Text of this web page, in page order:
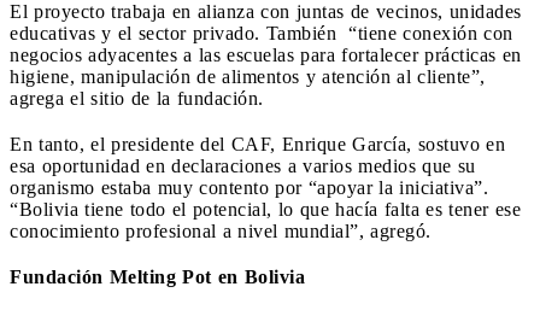
El proyecto trabaja en alianza con juntas de vecinos, unidades
educativas y el sector privado. También “tiene conexión con
negocios adyacentes a las escuelas para fortalecer prácticas en
higiene, manipulación de alimentos y atención al cliente”,
agrega el sitio de la fundación.
En tanto, el presidente del CAF, Enrique García, sostuvo en
esa oportunidad en declaraciones a varios medios que su
organismo estaba muy contento por “apoyar la iniciativa”.
“Bolivia tiene todo el potencial, lo que hacía falta es tener ese
conocimiento profesional a nivel mundial”, agregó.
Fundación Melting Pot en Bolivia